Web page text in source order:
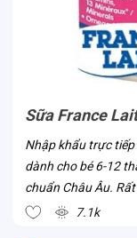
Sữa France
Nhập khẩu trực
dành cho bé 6-12
chuẩn Châu Âu.
chọn dòng sữa này
7.1k